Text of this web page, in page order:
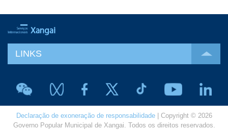
LINKS
Declaração de exoneração de responsabilidade| Copyright © 2026
Governo Popular Municipal de Xangai. Todos os direitos reservados.